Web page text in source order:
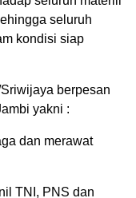
seluruh
kondisi siap
berpesan
yakni :
dan merawat
TNI, PNS dan